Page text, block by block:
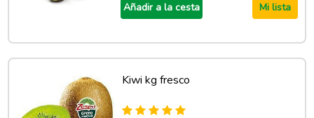
Añadir a la cesta Mi lista
Kiwi kg fresco